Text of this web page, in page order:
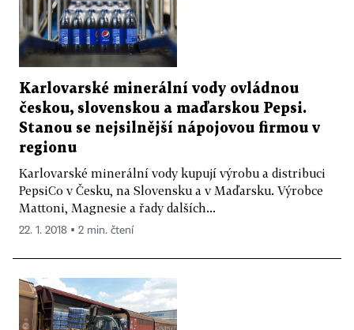
Karlovarské minerální vody ovládnou
českou, slovenskou a maďarskou Pepsi.
Stanou se nejsilnější nápojovou firmou v
regionu
Karlovarské minerální vody kupují výrobu a distribuci
PepsiCo v Česku, na Slovensku a v Maďarsku. Výrobce
Mattoni, Magnesie a řady dalších...
22. 1. 2018 ▪ 2 min. čtení